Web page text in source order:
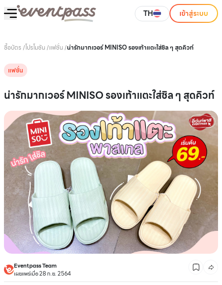
TH เข้าสู่ระบบ
ซื้อบัตร /โปรโมชัน/แฟชั่น/น่ารักมากเวอร์ MINISO รองเท้าแตะใส่ชิล ๆ สุดคิวท์
แฟชั่น
น่ารักมากเวอร์ MINISO รองเท้าแตะใส่ชิล ๆ สุดคิวท์
Eventpass Team
เผยแพร่เมื่อ 28 ก.ย. 2564